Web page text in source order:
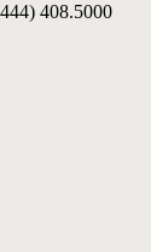
408.5000